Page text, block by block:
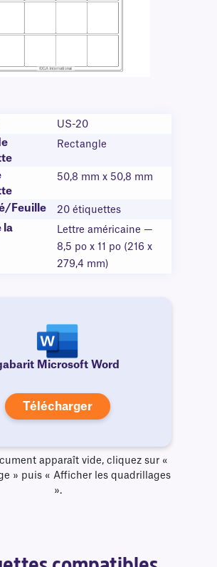
US-20
Rectangle
50,8 mm x 50,8 mm
Feuille 20 étiquettes
la
Lettre américaine —
8,5 po x 11 po (216 x
279,4 mm)
Microsoft Word
Télécharger
apparaît vide, cliquez sur «
» puis « Afficher les quadrillages
».